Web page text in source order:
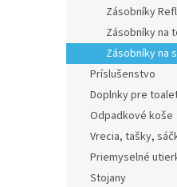
Zásobníky
Zásobníky na
Zásobníky na
Príslušenstvo
Doplnky pre
Odpadkové koše
Vrecia, tašky,
Priemyselné
Stojany